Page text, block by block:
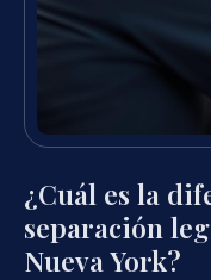
¿Cuál es la
separación
Nueva York?